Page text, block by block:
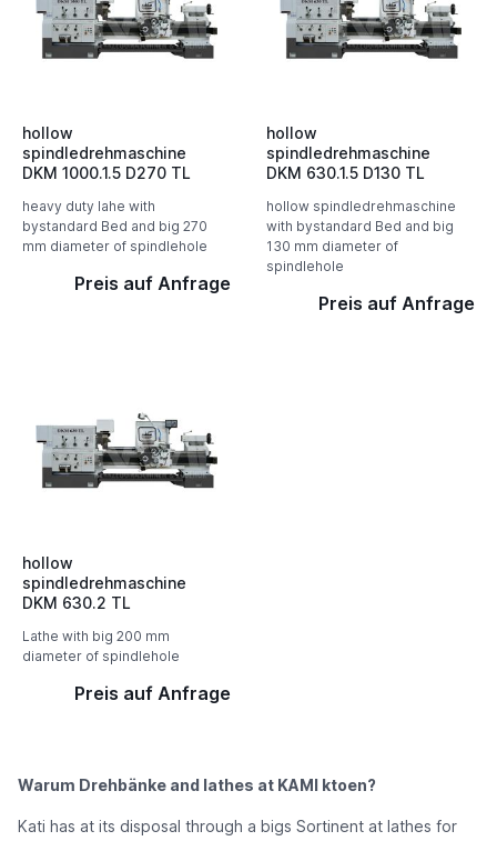
hollow
spindledrehmaschine
DKM 1000.1.5 D270 TL
heavy duty lahe with
bystandard Bed and big 270
mm diameter of spindlehole
Preis auf Anfrage
hollow
spindledrehmaschine
DKM 630.1.5 D130 TL
hollow spindledrehmaschine
with bystandard Bed and big
130 mm diameter of
spindlehole
Preis auf Anfrage
hollow
spindledrehmaschine
DKM 630.2 TL
Lathe with big 200 mm
diameter of spindlehole
Preis auf Anfrage
Warum Drehbänke and lathes at KAMI ktoen?
Kati has at its disposal through a bigs Sortinent at lathes for